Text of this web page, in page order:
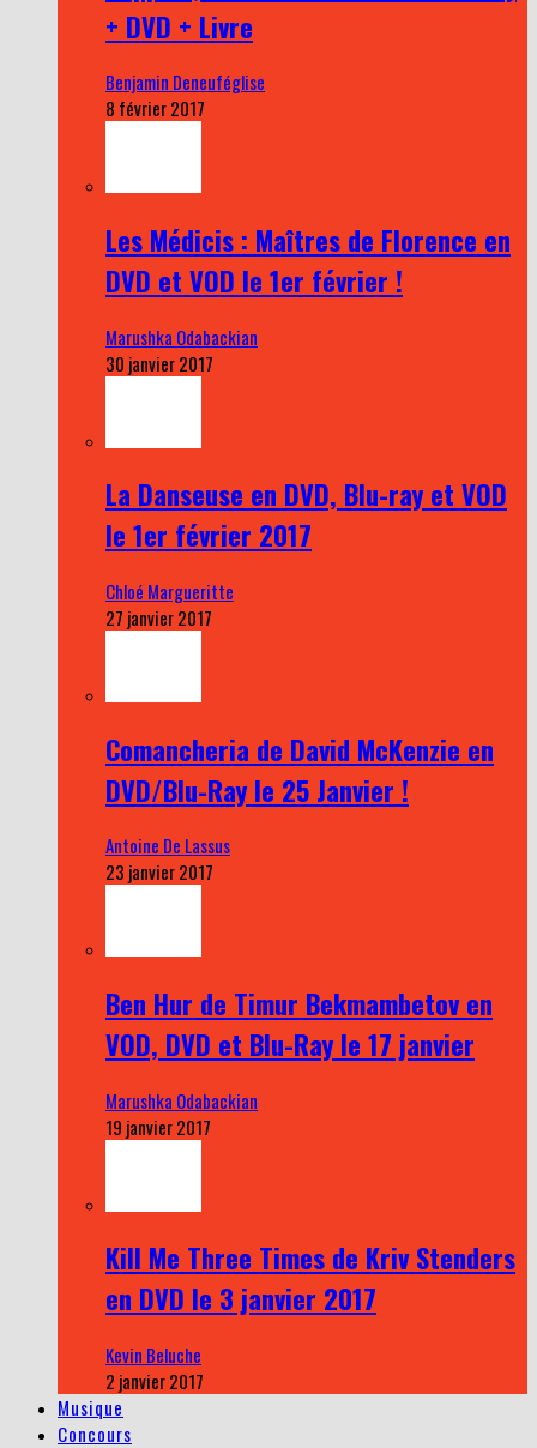
+ DVD + Livre
Benjamin Deneuféglise
8 février 2017
Les Médicis : Maîtres de Florence en
DVD et VOD le 1er février !
Marushka Odabackian
30 janvier 2017
La Danseuse en DVD, Blu-ray et VOD
le 1er février 2017
Chloé Margueritte
27 janvier 2017
Comancheria de David McKenzie en
DVD/Blu-Ray le 25 Janvier !
Antoine De Lassus
23 janvier 2017
Ben Hur de Timur Bekmambetov en
VOD, DVD et Blu-Ray le 17 janvier
Marushka Odabackian
19 janvier 2017
Kill Me Three Times de Kriv Stenders
en DVD le 3 janvier 2017
Kevin Beluche
2 janvier 2017
Musique
Concours